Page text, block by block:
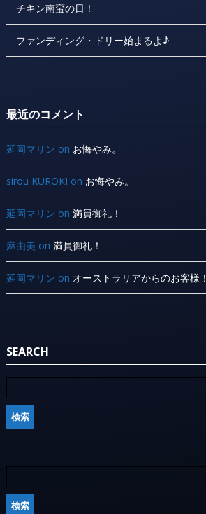
チキン南蛮の日！
ファンディング・ドリー始まるよ♪
最近のコメント
延岡マリン on お悔やみ。
sirou KUROKI on お悔やみ。
延岡マリン on 満員御礼！
麻由美 on 満員御礼！
延岡マリン on オーストラリアからのお客様！
SEARCH